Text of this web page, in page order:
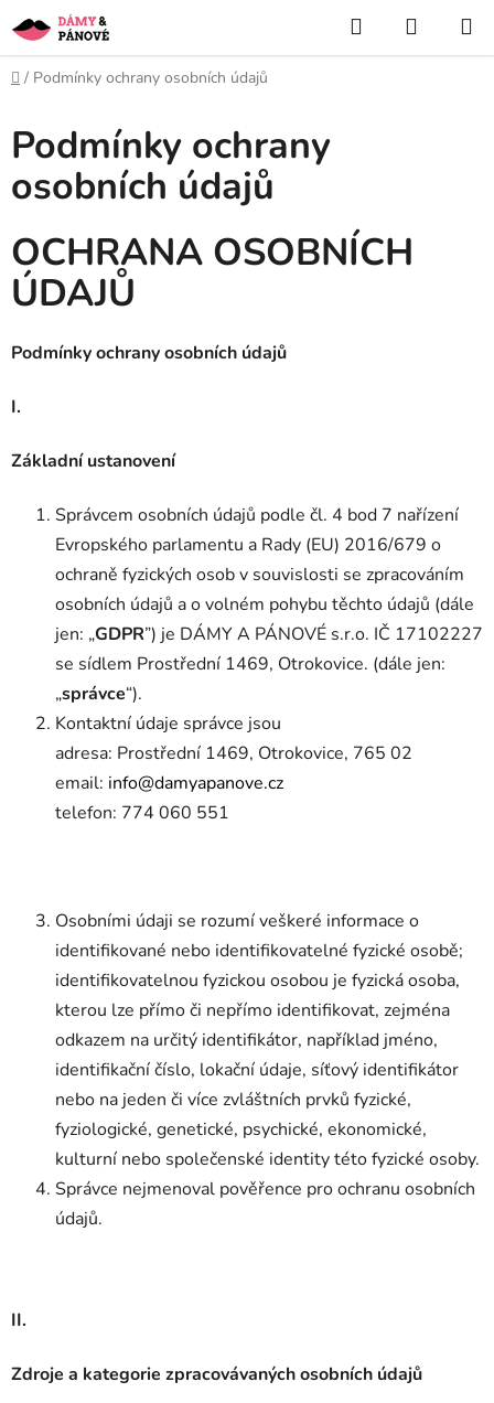
na
obsah
Hledat
KOŠÍK
Domů
/ Podmínky ochrany osobních údajů
Podmínky ochrany
osobních údajů
OCHRANA OSOBNÍCH
ÚDAJŮ
Podmínky ochrany osobních údajů
I.
Základní ustanovení
Správcem osobních údajů podle čl. 4 bod 7 nařízení
Evropského parlamentu a Rady (EU) 2016/679 o
ochraně fyzických osob v souvislosti se zpracováním
osobních údajů a o volném pohybu těchto údajů (dále
jen: „GDPR”) je DÁMY A PÁNOVÉ s.r.o. IČ 17102227
se sídlem Prostřední 1469, Otrokovice. (dále jen:
„správce“).
Kontaktní údaje správce jsou
adresa: Prostřední 1469, Otrokovice, 765 02
email: info@damyapanove.cz
telefon: 774 060 551
Osobními údaji se rozumí veškeré informace o
identifikované nebo identifikovatelné fyzické osobě;
identifikovatelnou fyzickou osobou je fyzická osoba,
kterou lze přímo či nepřímo identifikovat, zejména
odkazem na určitý identifikátor, například jméno,
identifikační číslo, lokační údaje, síťový identifikátor
nebo na jeden či více zvláštních prvků fyzické,
fyziologické, genetické, psychické, ekonomické,
kulturní nebo společenské identity této fyzické osoby.
Správce nejmenoval pověřence pro ochranu osobních
údajů.
II.
Zdroje a kategorie zpracovávaných osobních údajů